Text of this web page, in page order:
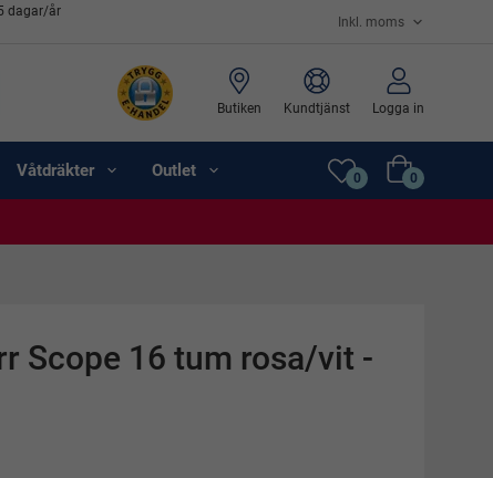
dagar/år
Butiken Kundtjänst Logga in
Våtdräkter Outlet 0 0
Scope 16 tum rosa/vit -